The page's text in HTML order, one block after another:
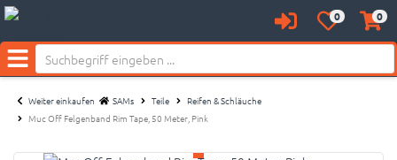
AnmeldenMerkzettel
aufklappen
0 0
Menü
Weiter einkaufen SAMs Teile
Reifen & Schläuche
Muc Off Felgenband Rim Tape, 50 Meter, Pink